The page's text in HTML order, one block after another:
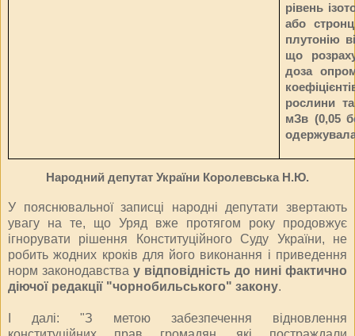
рівень
або
плутонію
що
доза
рослини
мЗв (0,05
Народний депутат України Королевська Н.Ю.
У пояснювальної записці народні депутати звертають
увагу на те, що Уряд вже протягом року продовжує
ігнорувати рішення Конституційного Суду України, не
робить жодних кроків для його виконання і приведення
норм законодавства у відповідність до нині фактично
діючої редакції "чорнобильського" закону.
І далі: "З метою забезпечення відновлення